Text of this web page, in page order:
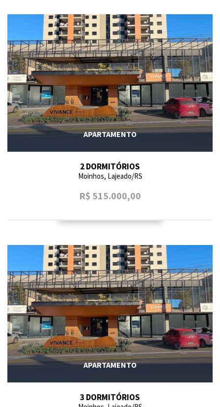
APARTAMENTO
2 DORMITÓRIOS
Moinhos, Lajeado/RS
R$ 515.000,00
APARTAMENTO
3 DORMITÓRIOS